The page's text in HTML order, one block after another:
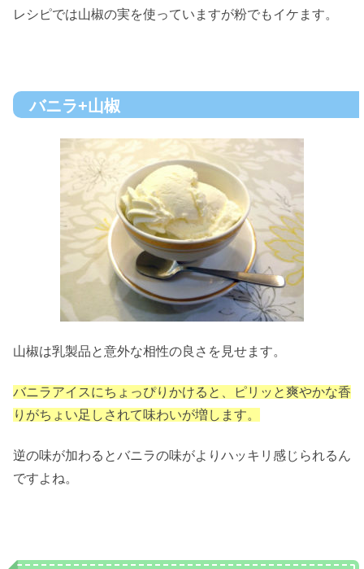
レシピでは山椒の実を使っていますが粉でもイケます。
バニラ+山椒
山椒は乳製品と意外な相性の良さを見せます。
バニラアイスにちょっぴりかけると、ピリッと爽やかな香
りがちょい足しされて味わいが増します。
逆の味が加わるとバニラの味がよりハッキリ感じられるん
ですよね。